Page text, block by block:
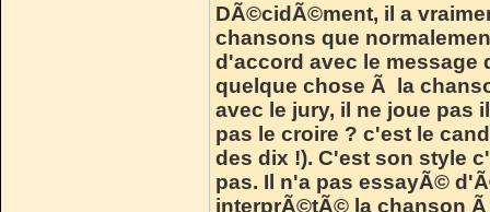
DÃ©cidÃ©ment, il a
chansons que
d'accord avec le message
quelque chose Ã la
avec le jury, il ne joue pas
pas le croire ? c'est le
des dix !). C'est son style
pas. Il n'a pas essayÃ©
interprÃ©tÃ© la chanson